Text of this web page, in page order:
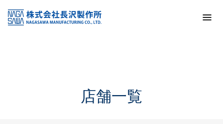
KSS加盟店・取扱店情報
店舗一覧
店舗一覧